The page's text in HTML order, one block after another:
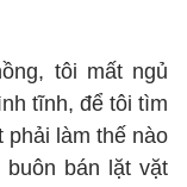
tôi mất ngủ
tĩnh, để tôi tìm
phải làm thế nào
bán lặt vặt